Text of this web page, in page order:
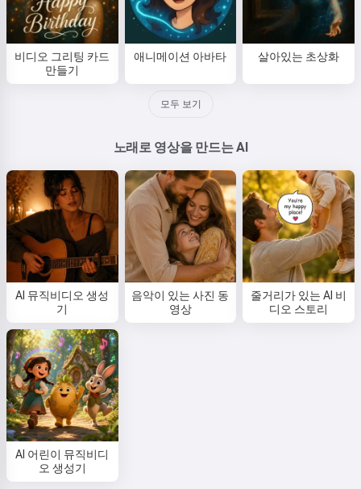
비디오 그리팅 카드
만들기
애니메이션 아바타 살아있는 초상화
모두 보기
노래로 영상을 만드는 AI
AI 뮤직비디오 생성
기
음악이 있는 사진 동
영상
줄거리가 있는 AI 비
디오 스토리
AI 어린이 뮤직비디
오 생성기